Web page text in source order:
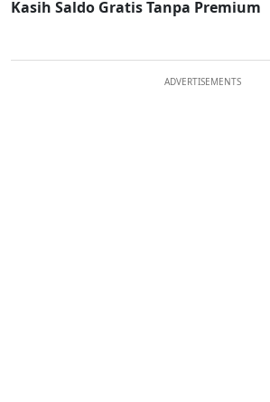
Kasih Saldo Gratis Tanpa Premium
ADVERTISEMENTS